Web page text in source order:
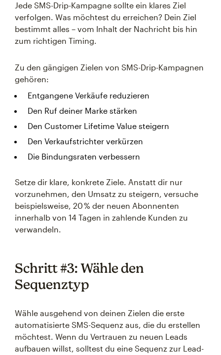
Jede SMS-Drip-Kampagne sollte ein klares Ziel
verfolgen. Was möchtest du erreichen? Dein Ziel
bestimmt alles – vom Inhalt der Nachricht bis hin
zum richtigen Timing.
Zu den gängigen Zielen von SMS-Drip-Kampagnen
gehören:
Entgangene Verkäufe reduzieren
Den Ruf deiner Marke stärken
Den Customer Lifetime Value steigern
Den Verkaufstrichter verkürzen
Die Bindungsraten verbessern
Setze dir klare, konkrete Ziele. Anstatt dir nur
vorzunehmen, den Umsatz zu steigern, versuche
beispielsweise, 20 % der neuen Abonnenten
innerhalb von 14 Tagen in zahlende Kunden zu
verwandeln.
Schritt #3: Wähle den
Sequenztyp
Wähle ausgehend von deinen Zielen die erste
automatisierte SMS-Sequenz aus, die du erstellen
möchtest. Wenn du Vertrauen zu neuen Leads
aufbauen willst, solltest du eine Sequenz zur Lead-